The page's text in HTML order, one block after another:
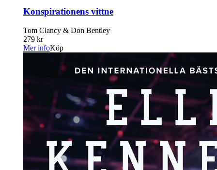
Konspirationens vittne
Tom Clancy & Don Bentley
279 kr
Mer infoKöp